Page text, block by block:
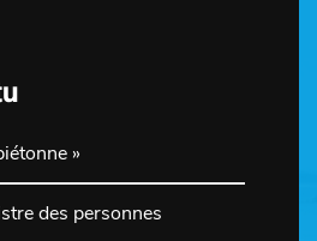
»
des personnes